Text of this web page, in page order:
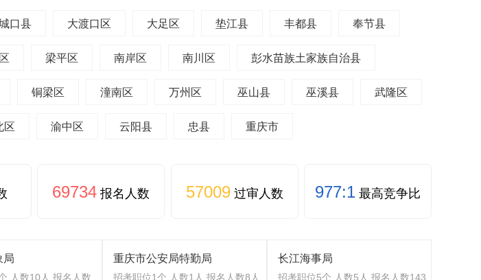
口县 大渡口区 大足区 垫江县 丰都县 奉节县
梁平区 南岸区 南川区 彭水苗族土家族自治县
铜梁区 潼南区 万州区 巫山县 巫溪县 武隆区
区 渝中区 云阳县 忠县 重庆市
69734 报名人数 57009 过审人数 977:1 最高竞争比
局
人数10人 报名人数
重庆市公安局特勤局
招考职位1个 人数1人 报名人数8人
长江海事局
招考职位5个 人数5人 报名人数143